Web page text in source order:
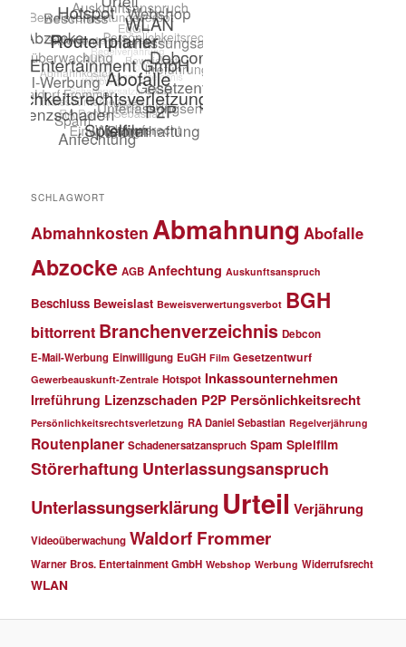
SCHLAGWORT
Abmahnkosten Abmahnung Abofalle
Abzocke AGB Anfechtung Auskunftsanspruch
Beschluss Beweislast Beweisverwertungsverbot BGH
bittorrent Branchenverzeichnis Debcon
E-Mail-Werbung Einwilligung EuGH Film Gesetzentwurf
Gewerbeauskunft-Zentrale Hotspot Inkassounternehmen
Irreführung Lizenzschaden P2P Persönlichkeitsrecht
Persönlichkeitsrechtsverletzung RA Daniel Sebastian Regelverjährung
Routenplaner Schadenersatzanspruch Spam Spielfilm
Störerhaftung Unterlassungsanspruch
Unterlassungserklärung Urteil Verjährung
Videoüberwachung Waldorf Frommer
Warner Bros. Entertainment GmbH Webshop Werbung Widerrufsrecht
WLAN